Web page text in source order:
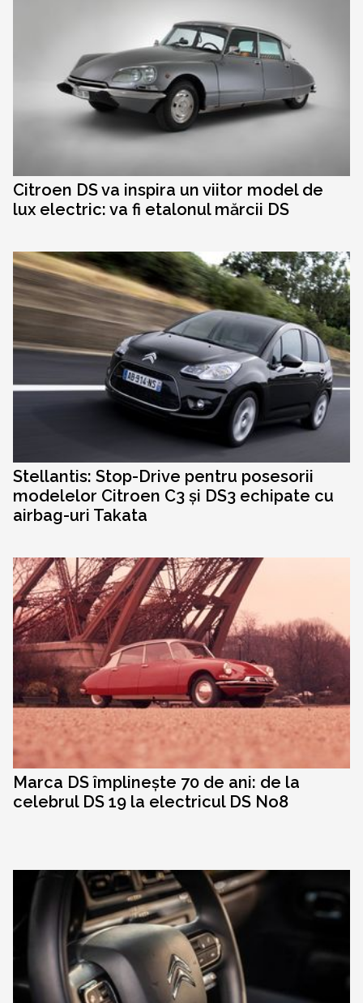
Citroen DS va inspira un viitor model de
lux electric: va fi etalonul mărcii DS
Stellantis: Stop-Drive pentru posesorii
modelelor Citroen C3 și DS3 echipate cu
airbag-uri Takata
Marca DS împlinește 70 de ani: de la
celebrul DS 19 la electricul DS No8